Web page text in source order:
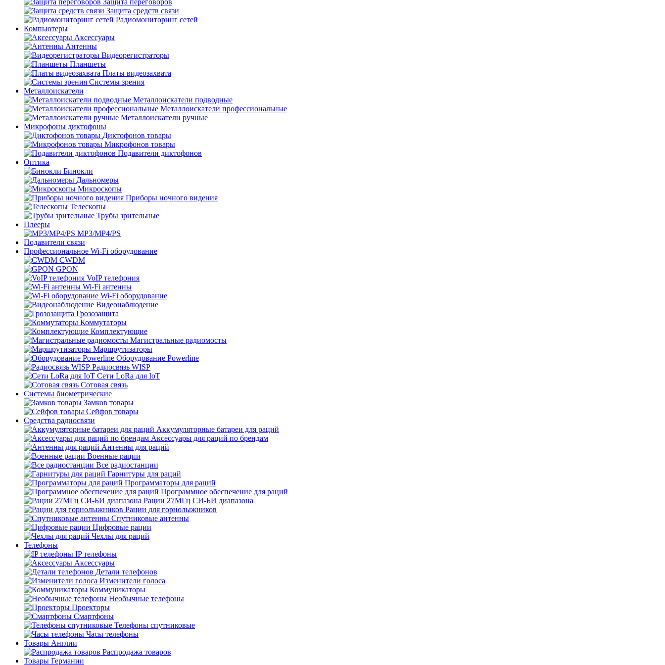
Защита переговоров
Защита средств связи
Радиомониторинг сетей
Компьютеры
Аксессуары
Антенны
Видеорегистраторы
Планшеты
Платы видеозахвата
Системы зрения
Металлоискатели
Металлоискатели подводные
Металлоискатели профессиональные
Металлоискатели ручные
Микрофоны диктофоны
Диктофонов товары
Микрофонов товары
Подавители диктофонов
Оптика
Бинокли
Дальномеры
Микроскопы
Приборы ночного видения
Телескопы
Трубы зрительные
Плееры
MP3/MP4/PS
Подавители связи
Профессиональное Wi-Fi оборудование
CWDM
GPON
VoIP телефония
Wi-Fi антенны
Wi-Fi оборудование
Видеонаблюдение
Грозозащита
Коммутаторы
Комплектующие
Магистральные радиомосты
Маршрутизаторы
Оборудование Powerline
Радиосвязь WISP
Сети LoRa для IoT
Сотовая связь
Системы биометрические
Замков товары
Сейфов товары
Средства радиосвязи
Аккумуляторные батареи для раций
Аксессуары для раций по брендам
Антенны для раций
Военные рации
Все радиостанции
Гарнитуры для раций
Программаторы для раций
Программное обеспечение для раций
Рации 27МГц СИ-БИ диапазона
Рации для горнолыжников
Спутниковые антенны
Цифровые рации
Чехлы для раций
Телефоны
IP телефоны
Аксессуары
Детали телефонов
Изменители голоса
Коммуникаторы
Необычные телефоны
Проекторы
Смартфоны
Телефоны спутниковые
Часы телефоны
Товары Англии
Распродажа товаров
Товары Германии